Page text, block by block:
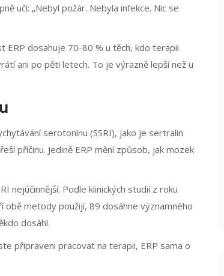
učí: „Nebyl požár. Nebyla infekce. Nic se
ERP dosahuje 70-80 % u těch, kdo terapii
ani po pěti letech. To je výrazně lepší než u
serotoninu (SSRI), jako je sertralin
příčinu. Jedině ERP mění způsob, jak mozek
nejúčinnější. Podle klinických studií z roku
obě metody použijí, 89 dosáhne významného
dosáhl.
připraveni pracovat na terapii, ERP sama o